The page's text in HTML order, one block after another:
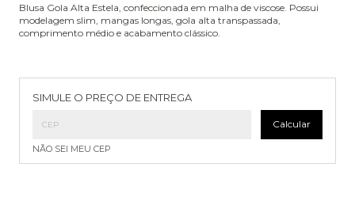
Blusa Gola Alta Estela, confeccionada em malha de viscose. Possui
modelagem slim, mangas longas, gola alta transpassada,
comprimento médio e acabamento clássico.
SIMULE O PREÇO DE ENTREGA
Calcular
NÃO SEI MEU CEP